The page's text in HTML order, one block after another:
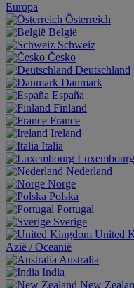
Europa
Österreich
België
Schweiz
Česko
Deutschland
Danmark
España
Finland
France
Ireland
Italia
Luxembourg
Nederland
Norge
Polska
Portugal
Sverige
United
Aziё / Oceaniё
Australia
India
New